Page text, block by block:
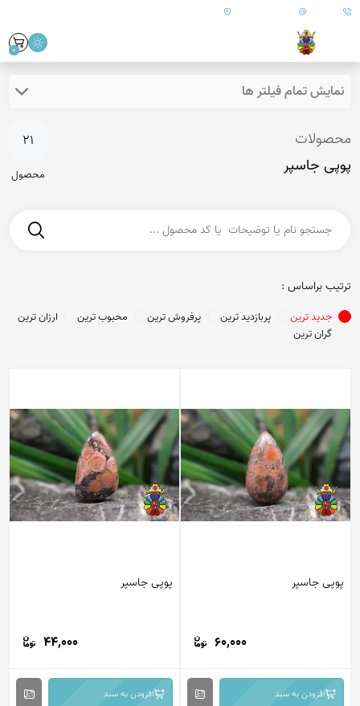
09179890157 ایران - فارس - کازرون
0
نمایش تمام فیلتر ها
محصولات
پوپی جاسپر
21
محصول
ترتیب براساس :
جدید ترین پربازدید ترین پرفروش ترین محبوب ترین
ارزان ترین
گران ترین
پوپی جاسپر
60,000
افزودن به سبد
پوپی جاسپر
44,000
افزودن به سبد